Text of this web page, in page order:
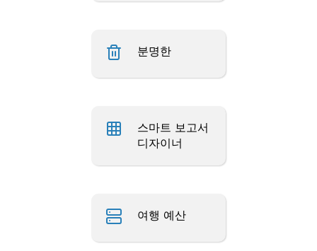
분명한
스마트 보고서
디자이너
여행 예산